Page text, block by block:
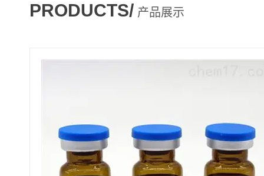
PRODUCTS/ 产品展示